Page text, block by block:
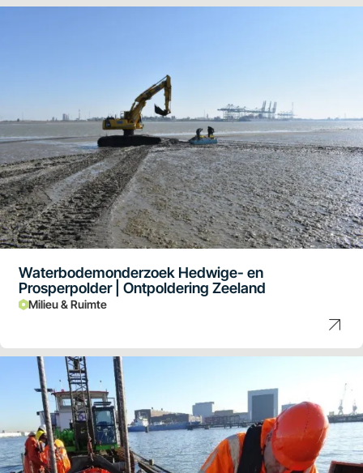
Waterbodemonderzoek Hedwige- en
Prosperpolder | Ontpoldering Zeeland
Milieu & Ruimte